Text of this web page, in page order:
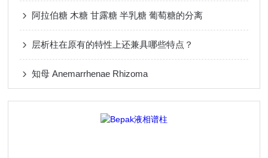
阿拉伯糖 木糖 甘露糖 半乳糖 葡萄糖的分离
层析柱在原有的特性上还兼具哪些特点？
知母 Anemarrhenae Rhizoma